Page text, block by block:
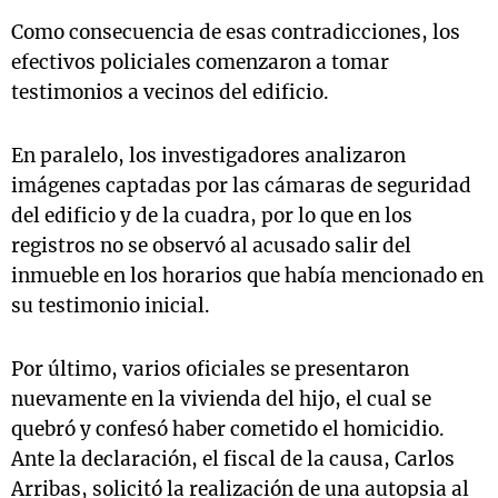
Como consecuencia de esas contradicciones, los
efectivos policiales comenzaron a tomar
testimonios a vecinos del edificio.
En paralelo, los investigadores analizaron
imágenes captadas por las cámaras de seguridad
del edificio y de la cuadra, por lo que en los
registros no se observó al acusado salir del
inmueble en los horarios que había mencionado en
su testimonio inicial.
Por último, varios oficiales se presentaron
nuevamente en la vivienda del hijo, el cual se
quebró y confesó haber cometido el homicidio.
Ante la declaración, el fiscal de la causa, Carlos
Arribas, solicitó la realización de una autopsia al